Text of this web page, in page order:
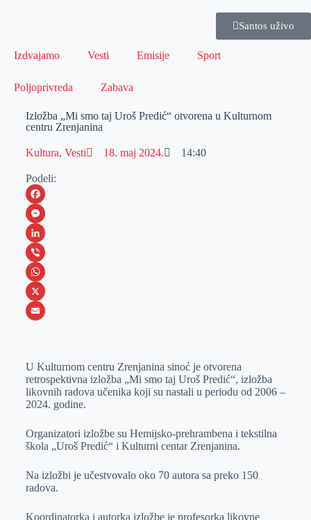
Santos uživo
Izdvajamo Vesti Emisije Sport
Poljoprivreda Zabava
Izložba „Mi smo taj Uroš Predić“ otvorena u Kulturnom
centru Zrenjanina
Kultura, Vesti 18. maj 2024. 14:40
Podeli:
F
a
c
e
b
o
M
e
s
s
e
e
r
L
i
n
k
I
n
V
i
b
W
h
s
A
p
p
X
a
i
l
U Kulturnom centru Zrenjanina sinoć je otvorena
retrospektivna izložba „Mi smo taj Uroš Predić“, izložba
likovnih radova učenika koji su nastali u periodu od 2006 –
2024. godine.
Organizatori izložbe su Hemijsko-prehrambena i tekstilna
škola „Uroš Predić“ i Kulturni centar Zrenjanina.
Na izložbi je učestvovalo oko 70 autora sa preko 150
radova.
Koordinatorka i autorka izložbe je profesorka likovne